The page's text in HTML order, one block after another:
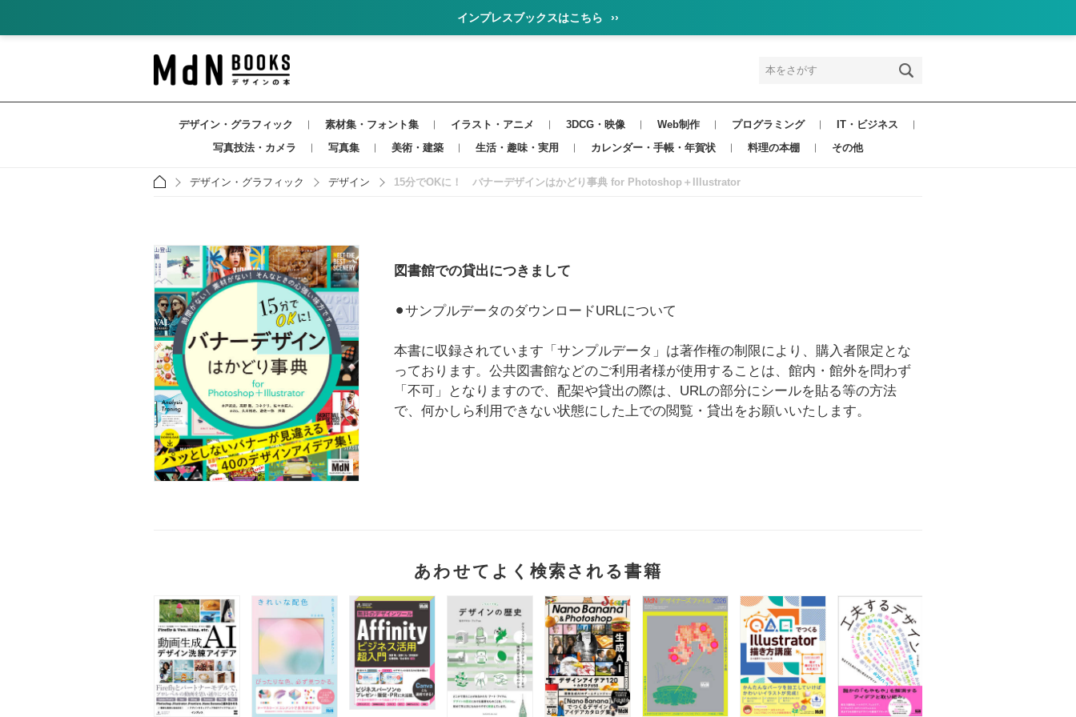
インプレスブックスはこちら ››
デザイン・グラフィック 素材集・フォント集 イラスト・アニメ 3DCG・映像 Web制作 プログラミング
IT・ビジネス
写真技法・カメラ
写真集 美術・建築 生活・趣味・実用 カレンダー・手帳・年賀状 料理の本棚 その他
デザイン・グラフィック デザイン 15分でOKに！ バナーデザインはかどり事典 for Photoshop＋Illustrator
図書館での貸出につきまして
⚫︎サンプルデータのダウンロードURLについて
本書に収録されています「サンプルデータ」は著作権の制限により、購入者限定とな
っております。公共図書館などのご利用者様が使用することは、館内・館外を問わず
「不可」となりますので、配架や貸出の際は、URLの部分にシールを貼る等の方法
で、何かしら利用できない状態にした上での閲覧・貸出をお願いいたします。
あわせてよく検索される書籍